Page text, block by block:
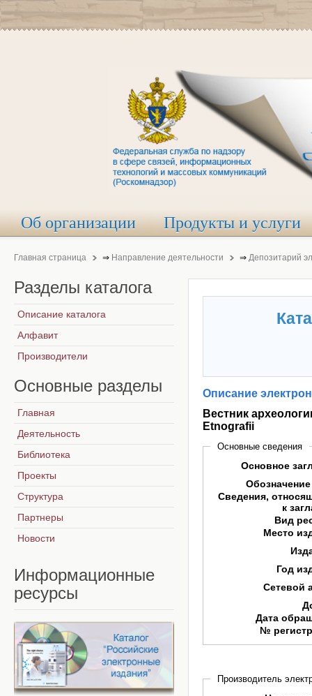
Об организации Продукты и услуги
Главная страница ⇒ Направление деятельности ⇒ Депозитарий
Описание
Вестник
Etnografii
Основные сведения
Основное
Сведения,
к
Вид
Место
Год
Сетевой
Дата
№
Производитель
Разделы каталога
Описание каталога
Алфавит
Производители
Основные разделы
Главная
Деятельность
Библиотека
Проекты
Структура
Партнеры
Новости
Информационные
ресурсы